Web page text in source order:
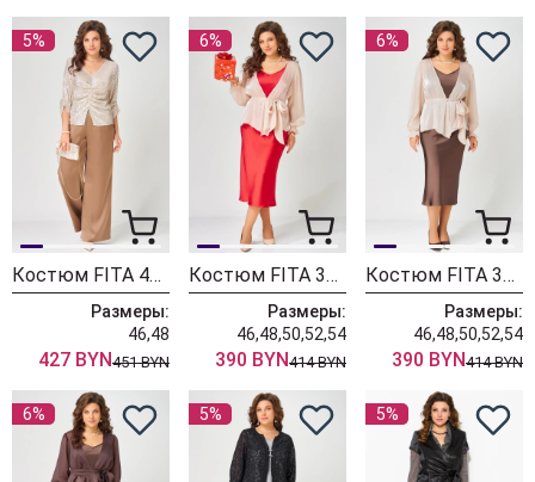
5%
Костюм FITA 4152 золотисто-бежевый
Размеры:
46,48
427 BYN451 BYN
6%
Костюм FITA 3194 красный + пудра
Размеры:
46,48,50,52,54
390 BYN414 BYN
6%
Костюм FITA 3192 шоколад + пудра
Размеры:
46,48,50,52,54
390 BYN414 BYN
6% 5% 5%